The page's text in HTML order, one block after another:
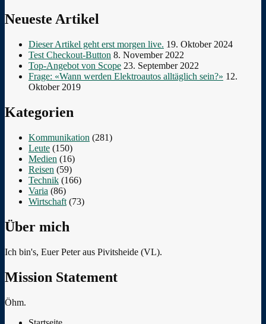
Neueste Artikel
Dieser Artikel geht erst morgen live. 19. Oktober 2024
Test Checkout-Button 8. November 2022
Top-Angebot von Scope 23. September 2022
Frage: «Wann werden Elektroautos alltäglich sein?» 12.
Oktober 2019
Kategorien
Kommunikation (281)
Leute (150)
Medien (16)
Reisen (59)
Technik (166)
Varia (86)
Wirtschaft (73)
Über mich
Ich bin's, Euer Peter aus Pivitsheide (VL).
Mission Statement
Öhm.